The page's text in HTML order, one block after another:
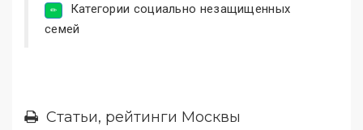
Категории социально незащищенных
семей
Статьи, рейтинги Москвы